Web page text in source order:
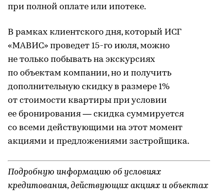
при полной оплате или ипотеке.
В рамках клиентского дня, который ИСГ
«МАВИС» проведет 15-го июля, можно
не только побывать на экскурсиях
по объектам компании, но и получить
дополнительную скидку в размере 1%
от стоимости квартиры при условии
ее бронирования — скидка суммируется
со всеми действующими на этот момент
акциями и предложениями застройщика.
Подробную информацию об условиях
кредитования, действующих акциях и объектах